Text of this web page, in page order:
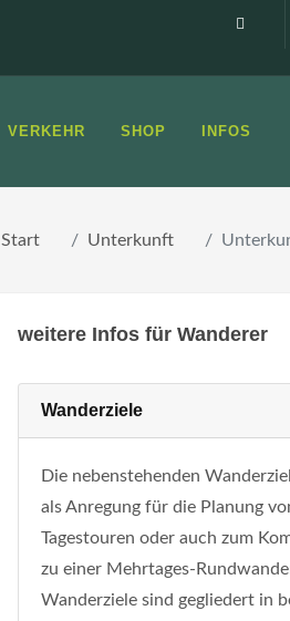
VERKEHR SHOP INFOS
Start Unterkunft
weitere Infos für Wanderer
Wanderziele
Die nebenstehenden
als Anregung für die Planung
Tagestouren oder auch zum
zu einer Mehrtages-
Wanderziele sind gegliedert in